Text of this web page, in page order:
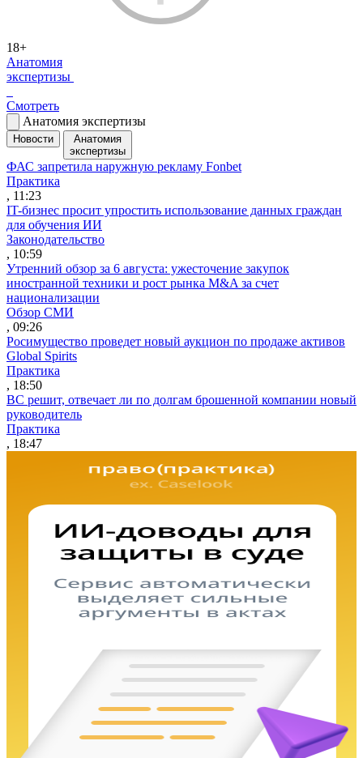
18+
Анатомия
экспертизы
Смотреть
Анатомия экспертизы
Новости
Анатомия
экспертизы
ФАС запретила наружную рекламу Fonbet
Практика
, 11:23
IT-бизнес просит упростить использование данных граждан
для обучения ИИ
Законодательство
, 10:59
Утренний обзор за 6 августа: ужесточение закупок
иностранной техники и рост рынка M&A за счет
национализации
Обзор СМИ
, 09:26
Росимущество проведет новый аукцион по продаже активов
Global Spirits
Практика
, 18:50
ВС решит, отвечает ли по долгам брошенной компании новый
руководитель
Практика
, 18:47